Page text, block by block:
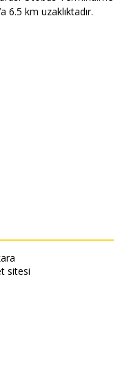
6.5 km uzaklıktadır.
sitesi